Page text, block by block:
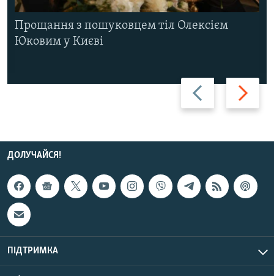
Назад Вперед
Прощання з пошуковцем тіл Олексієм
Юковим у Києві
ДОЛУЧАЙСЯ!
ПІДТРИМКА